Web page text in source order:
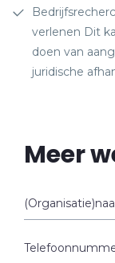
verlenen Dit
doen van
juridische
Meer